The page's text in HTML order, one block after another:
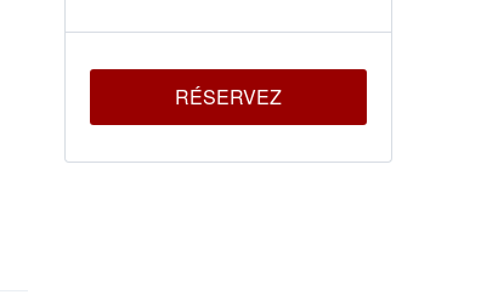
RÉSERVEZ